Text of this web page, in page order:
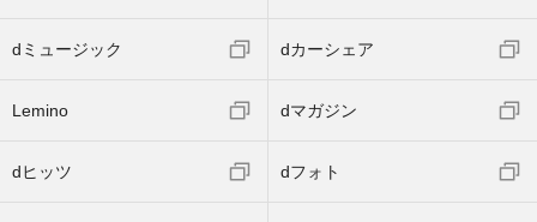
dミュージック dカーシェア
Lemino dマガジン
dヒッツ dフォト